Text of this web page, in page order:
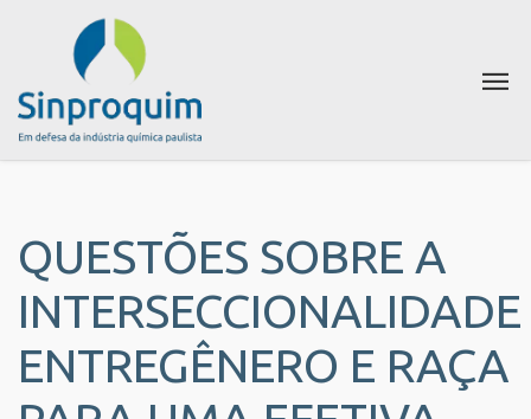
QUESTÕES SOBRE A
INTERSECCIONALIDADE
ENTREGÊNERO E RAÇA